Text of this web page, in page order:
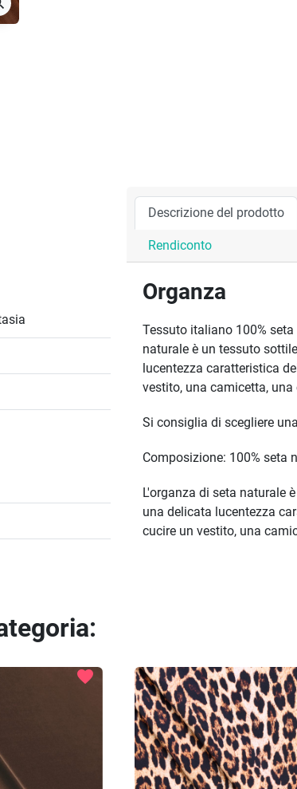
Descrizione del prodotto
Rendiconto
Organza
Tessuto italiano 100%
naturale è un tessuto
lucentezza caratteristica
vestito, una camicetta,
Si consiglia di scegliere
Composizione: 100% seta
L'organza di seta naturale
una delicata lucentezza
cucire un vestito, una
favorite